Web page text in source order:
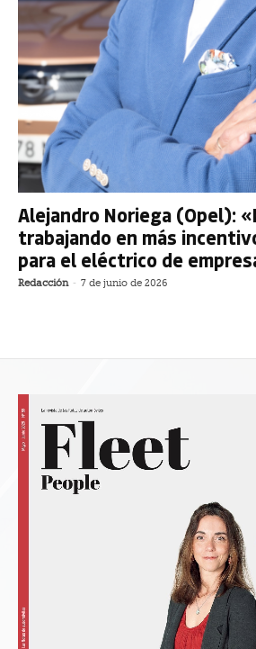
Alejandro Noriega (Opel):
trabajando en más
para el eléctrico de
Redacción - 7 de junio de 2026